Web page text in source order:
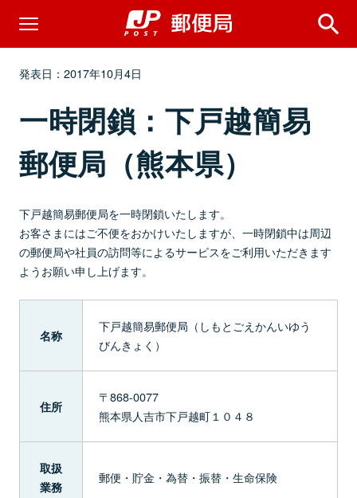
発表日：2017年10月4日
一時閉鎖：下戸越簡易
郵便局（熊本県）
下戸越簡易郵便局を一時閉鎖いたします。
お客さまにはご不便をおかけいたしますが、一時閉鎖中は周辺
の郵便局や社員の訪問等によるサービスをご利用いただきます
ようお願い申し上げます。
名称
下戸越簡易郵便局（しもとごえかんいゆう
びんきょく）
住所
〒868-0077
熊本県人吉市下戸越町１０４８
取扱
業務
郵便・貯金・為替・振替・生命保険